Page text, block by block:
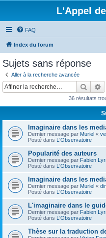
L'Appel
FAQ
Index du forum
Sujets sans réponse
Aller à la recherche avancée
36 résultats
Imaginaire dans les
Dernier message par Muriel «
Posté dans L'Observatoire
Popularité des auteurs
Dernier message par Fabien
Posté dans L'Observatoire
Imaginaire dans les
Dernier message par Muriel «
Posté dans L'Observatoire
L'imaginaire dans le
Dernier message par Fabien
Posté dans L'Observatoire
Thèse sur la traduction